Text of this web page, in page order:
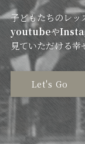
子どもたちのレッ
youtubeや
見ていただける幸
Let's Go